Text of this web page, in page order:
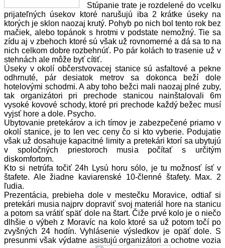
Stúpanie trate je rozdelené do vcelku
prijateľných úsekov ktoré narušujú iba 2 krátke úseky na
ktorých je sklon naozaj krutý. Pohyb po nich bol tento rok bez
mačiek, alebo topánok s hrotmi v podstate nemožný. Tie sa
zídu aj v zbehoch ktoré sú však už rovnomerné a dá sa to na
nich celkom dobre rozbehnúť. Po pár kolách to trasenie už v
stehnách ale môže byť cítiť.
Úseky v okolí občerstvovacej stanice sú asfaltové a pekne
odhrnuté, pár desiatok metrov sa dokonca beží dole
hotelovými schodmi. A aby toho bežci mali naozaj plné zuby,
tak organizátori pri prechode stanicou nainštalovali 6m
vysoké kovové schody, ktoré pri prechode každý bežec musí
vyjsť hore a dole. Psycho.
Ubytovanie pretekárov a ich tímov je zabezpečené priamo v
okolí stanice, je to len vec ceny čo si kto vyberie. Podujatie
však už dosahuje kapacitné limity a pretekári ktorí sa ubytujú
v spoločných priestoroch musia počítať s určitým
diskomfortom.
Kto si netrúfa točiť 24h Lysú horu sólo, je tu možnosť ísť v
štafete. Ale žiadne kaviarenské 10-členné štafety. Max. 2
ľudia.
Prezentácia, prebieha dole v mestečku Moravice, odtiaľ si
pretekári musia najprv dopraviť svoj materiál hore na stanicu
a potom sa vrátiť späť dole na štart. Čiže prvé kolo je o niečo
dlhšie o výbeh z Moravíc na kolo ktoré sa už potom točí po
zvyšných 24 hodín. Vyhlásenie výsledkov je opäť dole. S
presunmi však výdatne asistujú organizátori a ochotne vozia